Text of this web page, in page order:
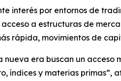
interés por entornos de
acceso a estructuras de
rápida, movimientos de
nueva era buscan un
índices y materias primas”,